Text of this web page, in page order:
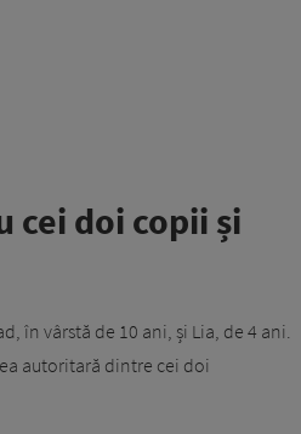
cei doi copii și
în vârstă de 10 ani, și Lia, de 4 ani.
autoritară dintre cei doi